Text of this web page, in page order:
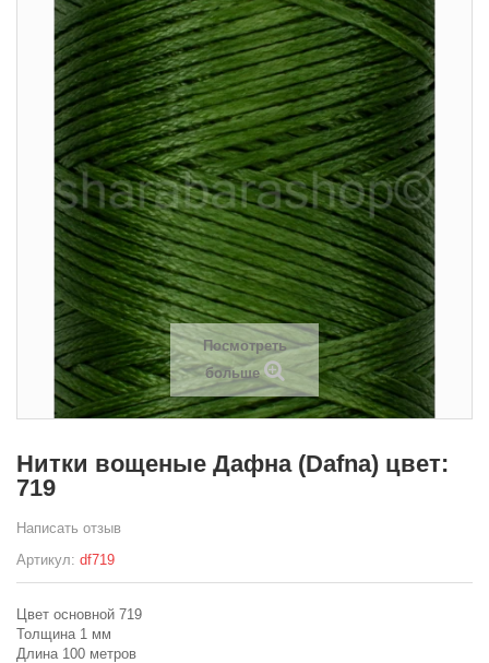
Посмотреть
больше
Нитки вощеные Дафна (Dafna) цвет:
719
Написать отзыв
Артикул: df719
Цвет основной 719
Толщина 1 мм
Длина 100 метров